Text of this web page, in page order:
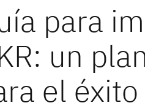
para
un
el éxito